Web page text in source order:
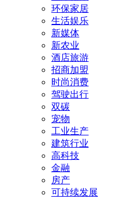
环保家居
生活娱乐
新媒体
新农业
酒店旅游
招商加盟
时尚消费
驾驶出行
双碳
宠物
工业生产
建筑行业
高科技
金融
房产
可持续发展